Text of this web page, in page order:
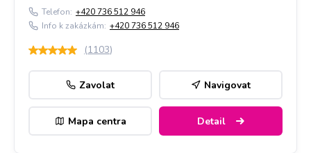
Telefon: +420 736 512 946
Info k zakázkám: +420 736 512 946
(1103)
Zavolat Navigovat
Mapa centra Detail